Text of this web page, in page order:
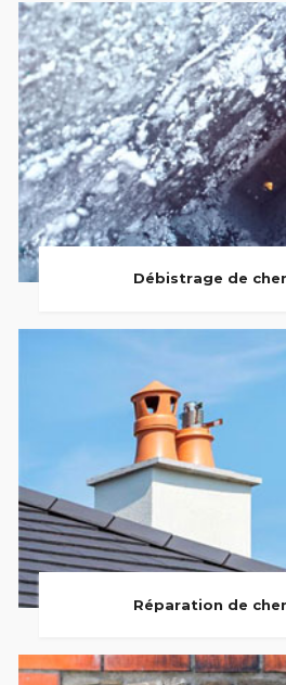
Débistrage de
Réparation de